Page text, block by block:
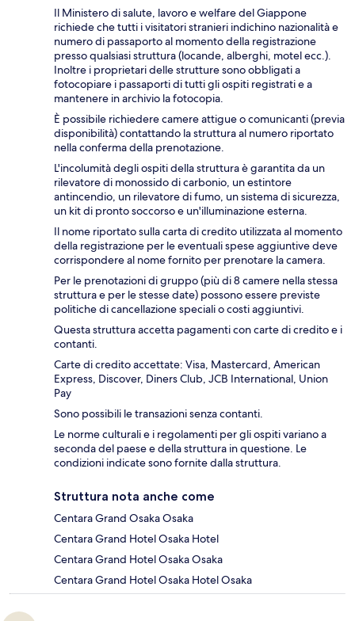
Il Ministero di salute, lavoro e welfare del Giappone
richiede che tutti i visitatori stranieri indichino nazionalità e
numero di passaporto al momento della registrazione
presso qualsiasi struttura (locande, alberghi, motel ecc.).
Inoltre i proprietari delle strutture sono obbligati a
fotocopiare i passaporti di tutti gli ospiti registrati e a
mantenere in archivio la fotocopia.
È possibile richiedere camere attigue o comunicanti (previa
disponibilità) contattando la struttura al numero riportato
nella conferma della prenotazione.
L'incolumità degli ospiti della struttura è garantita da un
rilevatore di monossido di carbonio, un estintore
antincendio, un rilevatore di fumo, un sistema di sicurezza,
un kit di pronto soccorso e un'illuminazione esterna.
Il nome riportato sulla carta di credito utilizzata al momento
della registrazione per le eventuali spese aggiuntive deve
corrispondere al nome fornito per prenotare la camera.
Per le prenotazioni di gruppo (più di 8 camere nella stessa
struttura e per le stesse date) possono essere previste
politiche di cancellazione speciali o costi aggiuntivi.
Questa struttura accetta pagamenti con carte di credito e i
contanti.
Carte di credito accettate: Visa, Mastercard, American
Express, Discover, Diners Club, JCB International, Union
Pay
Sono possibili le transazioni senza contanti.
Le norme culturali e i regolamenti per gli ospiti variano a
seconda del paese e della struttura in questione. Le
condizioni indicate sono fornite dalla struttura.
Struttura nota anche come
Centara Grand Osaka Osaka
Centara Grand Hotel Osaka Hotel
Centara Grand Hotel Osaka Osaka
Centara Grand Hotel Osaka Hotel Osaka